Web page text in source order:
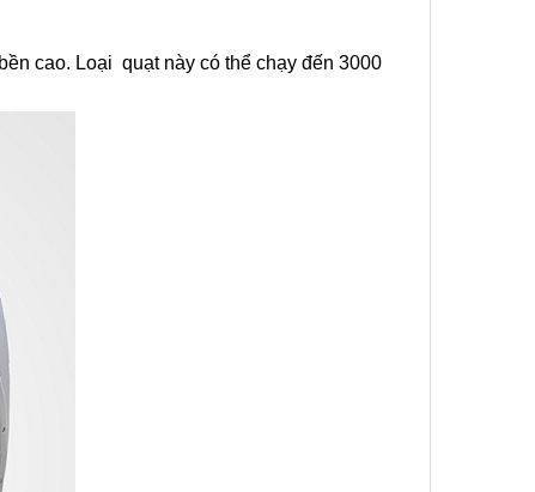
cao. Loại quạt này có thể chạy đến 3000